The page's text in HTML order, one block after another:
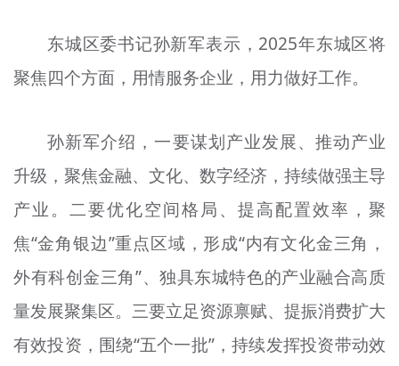
东城区委书记孙新军表示，2025年东城区将
聚焦四个方面，用情服务企业，用力做好工作。
孙新军介绍，一要谋划产业发展、推动产业
升级，聚焦金融、文化、数字经济，持续做强主导
产业。二要优化空间格局、提高配置效率，聚
焦“金角银边”重点区域，形成“内有文化金三角，
外有科创金三角”、独具东城特色的产业融合高质
量发展聚集区。三要立足资源禀赋、提振消费扩大
有效投资，围绕“五个一批”，持续发挥投资带动效